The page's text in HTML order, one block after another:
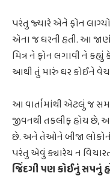
પરંતુ જ્યારે એને ફોન
એના જ ઘરની હતી. આ
મિત્ર ને ફોન લગાવી ને
આથી તું મારું ઘર કોઈને
આ વાર્તામાંથી એટલું જ
જીવનથી તકલીફ હોય છે,
છે. અને તેઓને બીજા
પરંતુ એવું ક્યારેય ન
જિંદગી પણ કોઈનું સપનું